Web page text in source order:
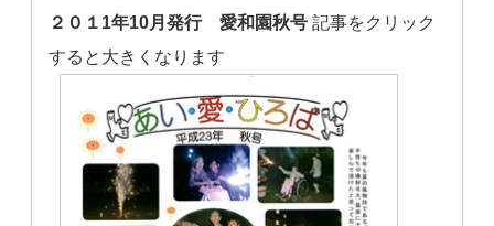
２０１1年10月発行 愛和園秋号 記事をクリック
すると大きくなります